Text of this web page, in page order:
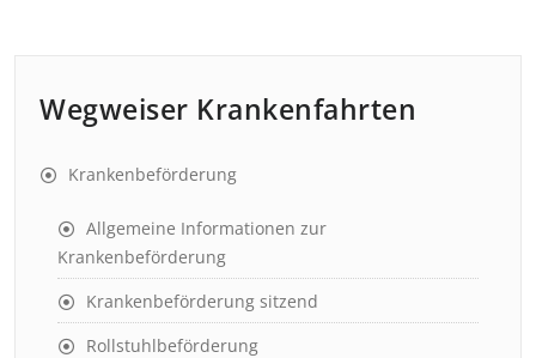
Wegweiser Krankenfahrten
Krankenbeförderung
Allgemeine Informationen zur
Krankenbeförderung
Krankenbeförderung sitzend
Rollstuhlbeförderung